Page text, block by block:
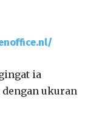
ia
ukuran